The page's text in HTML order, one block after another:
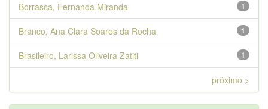
1
Borrasca, Fernanda Miranda
1
Branco, Ana Clara Soares da Rocha
1
Brasileiro, Larissa Oliveira Zatiti
próximo >